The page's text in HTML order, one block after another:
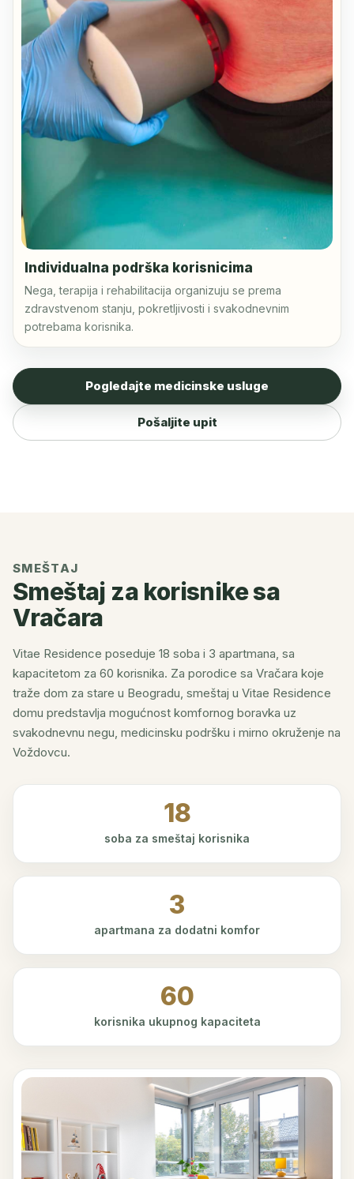
Individualna podrška korisnicima
Nega, terapija i rehabilitacija organizuju se prema
zdravstvenom stanju, pokretljivosti i svakodnevnim
potrebama korisnika.
Pogledajte medicinske usluge
Pošaljite upit
SMEŠTAJ
Smeštaj za korisnike sa
Vračara
Vitae Residence poseduje 18 soba i 3 apartmana, sa
kapacitetom za 60 korisnika. Za porodice sa Vračara koje
traže dom za stare u Beogradu, smeštaj u Vitae Residence
domu predstavlja mogućnost komfornog boravka uz
svakodnevnu negu, medicinsku podršku i mirno okruženje na
Voždovcu.
18
soba za smeštaj korisnika
3
apartmana za dodatni komfor
60
korisnika ukupnog kapaciteta